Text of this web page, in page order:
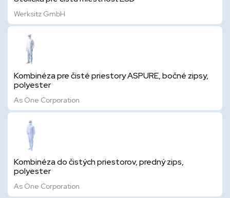
Werksitz GmbH
Kombinéza pre čisté priestory ASPURE, bočné zipsy,
polyester
As One Corporation
Kombinéza do čistých priestorov, predný zips,
polyester
As One Corporation